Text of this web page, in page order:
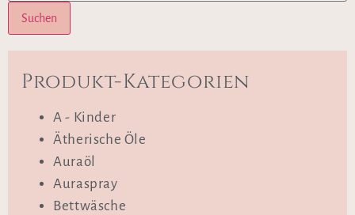
Suchen
Produkt-Kategorien
A - Kinder
Ätherische Öle
Auraöl
Auraspray
Bettwäsche